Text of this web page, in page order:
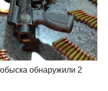
обнаружили 2